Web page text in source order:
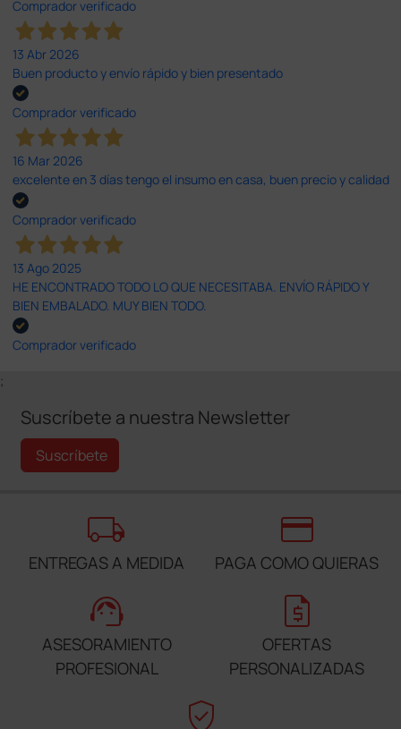
Comprador verificado
13 Abr 2026
Buen producto y envío rápido y bien presentado
Comprador verificado
16 Mar 2026
excelente en 3 días tengo el insumo en casa, buen precio y calidad
Comprador verificado
13 Ago 2025
HE ENCONTRADO TODO LO QUE NECESITABA. ENVÍO RÁPIDO Y
BIEN EMBALADO. MUY BIEN TODO.
Comprador verificado
;
Suscríbete a nuestra Newsletter
Suscríbete
local_shipping
ENTREGAS A MEDIDA
credit_card
PAGA COMO QUIERAS
support_agent
ASESORAMIENTO
PROFESIONAL
request_quote
OFERTAS
PERSONALIZADAS
verified_user